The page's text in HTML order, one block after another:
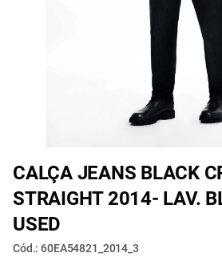
CALÇA JEANS BLACK
STRAIGHT 2014- LAV.
USED
Cód.: 60EA54821_2014_3